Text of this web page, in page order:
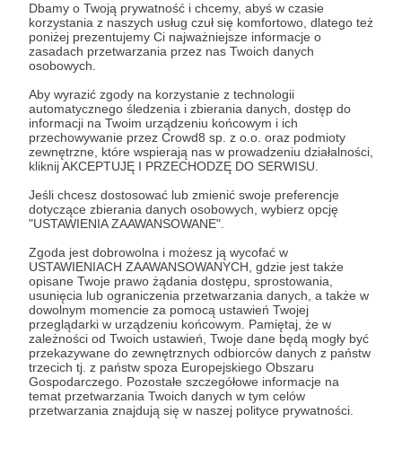
Dbamy o Twoją prywatność i chcemy, abyś w czasie
korzystania z naszych usług czuł się komfortowo, dlatego też
poniżej prezentujemy Ci najważniejsze informacje o
zasadach przetwarzania przez nas Twoich danych
osobowych.
Aby wyrazić zgody na korzystanie z technologii
automatycznego śledzenia i zbierania danych, dostęp do
informacji na Twoim urządzeniu końcowym i ich
przechowywanie przez Crowd8 sp. z o.o. oraz podmioty
zewnętrzne, które wspierają nas w prowadzeniu działalności,
kliknij AKCEPTUJĘ I PRZECHODZĘ DO SERWISU.
Jeśli chcesz dostosować lub zmienić swoje preferencje
dotyczące zbierania danych osobowych, wybierz opcję
"USTAWIENIA ZAAWANSOWANE".
Zgoda jest dobrowolna i możesz ją wycofać w
USTAWIENIACH ZAAWANSOWANYCH, gdzie jest także
opisane Twoje prawo żądania dostępu, sprostowania,
usunięcia lub ograniczenia przetwarzania danych, a także w
dowolnym momencie za pomocą ustawień Twojej
przeglądarki w urządzeniu końcowym. Pamiętaj, że w
zależności od Twoich ustawień, Twoje dane będą mogły być
przekazywane do zewnętrznych odbiorców danych z państw
trzecich tj. z państw spoza Europejskiego Obszaru
Gospodarczego. Pozostałe szczegółowe informacje na
temat przetwarzania Twoich danych w tym celów
przetwarzania znajdują się w naszej polityce prywatności.
otwarty startuje o godzinie 21:50 we wszystkich naszych
mediach społecznościowych: YouTube, Fecebook,
Instagram i oczywiście też na Patronite! Wokalistka będzie
bohaterką audycji Grzegorza Sajóra "Korzenie i skrzydła",
która od 21:00 dziś na naszej antenie. Ostatnie 10 minut
paśmie, która wejdzie do naszej jesiennej ramówki.
Wszyscy jesteście mile widziani! :)
live otwarty live Edyta Bartosiewicz +1
Dołącz do grona Patronów!
Wesprzyj działalność AutoraRadio 357już teraz!
Zostań Patronem